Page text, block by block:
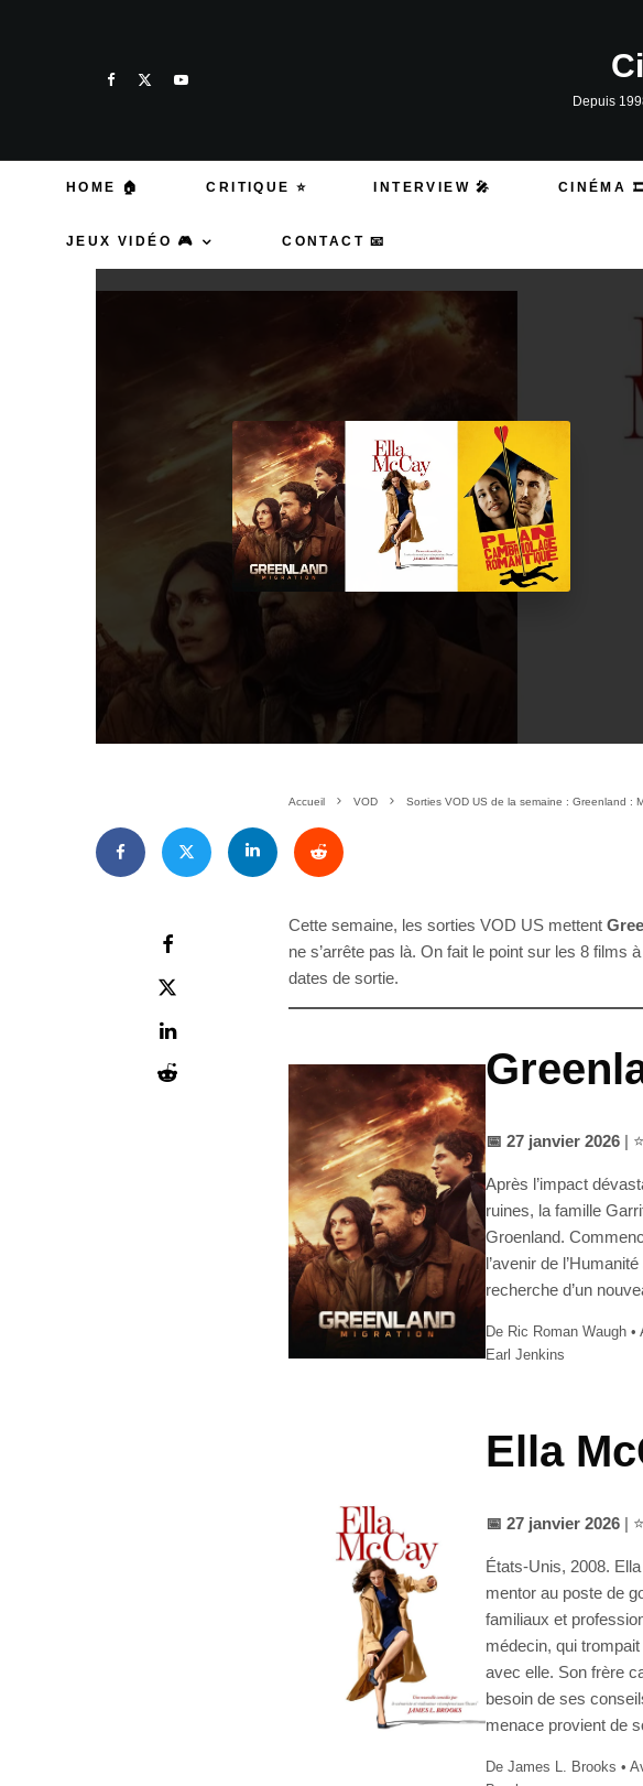
Depuis
HOME 🏠 CRITIQUE ⭐ INTERVIEW 🎤 CINÉMA
JEUX VIDÉO 🎮 CONTACT 📧
Accueil VOD Sorties VOD US de la semaine : Greenland :
Cette semaine, les sorties VOD US mettent
ne s’arrête pas là. On fait le point sur les 8 films
dates de sortie.
📅 27 janvier 2026|
Après l’impact
ruines, la famille
Groenland.
l’avenir de
recherche d’un
De Ric Roman Waugh
Earl Jenkins
Ella
📅 27 janvier 2026|
États-Unis, 2008.
mentor au poste de
familiaux et
médecin, qui
avec elle. Son frère
besoin de ses
menace provient de
De James L. Brooks •